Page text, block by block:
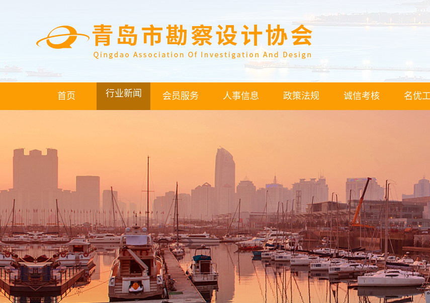
首页 行业新闻 会员服务 人事信息 政策法规 诚信考核 名优